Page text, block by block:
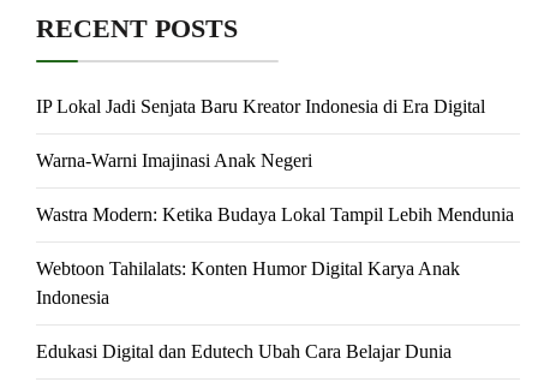
RECENT POSTS
IP Lokal Jadi Senjata Baru Kreator Indonesia di Era Digital
Warna-Warni Imajinasi Anak Negeri
Wastra Modern: Ketika Budaya Lokal Tampil Lebih Mendunia
Webtoon Tahilalats: Konten Humor Digital Karya Anak
Indonesia
Edukasi Digital dan Edutech Ubah Cara Belajar Dunia